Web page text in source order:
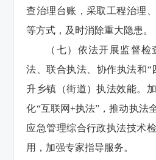
查治理台账，采取工程治理
等方式，及时消除重大隐患。
（七）依法开展监督
法、联合执法、协作执法和“
升乡镇（街道）执法效能。
化“互联网+执法”，推动执法
应急管理综合行政执法技术
用，加强专家指导服务。